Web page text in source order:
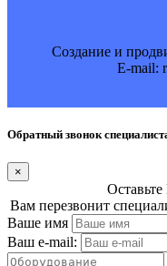
Создание и
E-mail:
Обратный звонок
×
Вам перезвонит
Ваше имя
Ваш e-mail: